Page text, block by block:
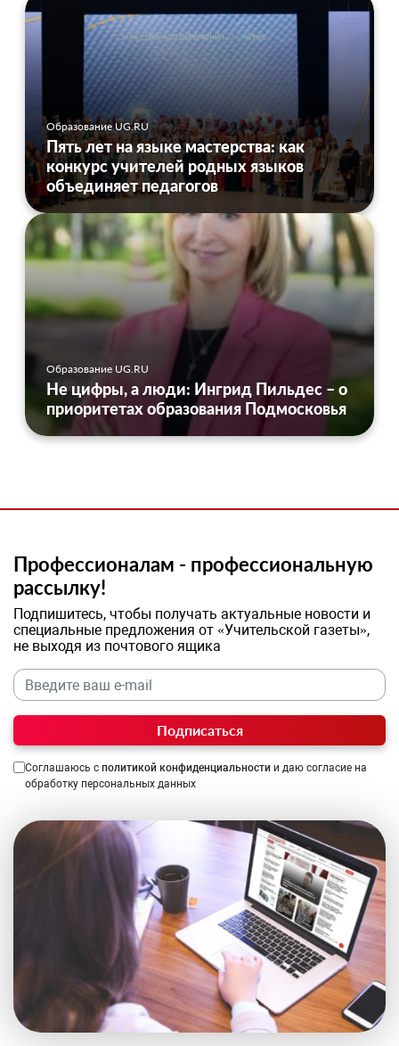
Образование UG.RU
Пять лет на языке мастерства: как
конкурс учителей родных языков
объединяет педагогов
Образование UG.RU
Не цифры, а люди: Ингрид Пильдес – о
приоритетах образования Подмосковья
Профессионалам - профессиональную
рассылку!
Подпишитесь, чтобы получать актуальные новости и
специальные предложения от «Учительской газеты»,
не выходя из почтового ящика
Подписаться
Соглашаюсь с политикой конфиденциальности и даю согласие на
обработку персональных данных